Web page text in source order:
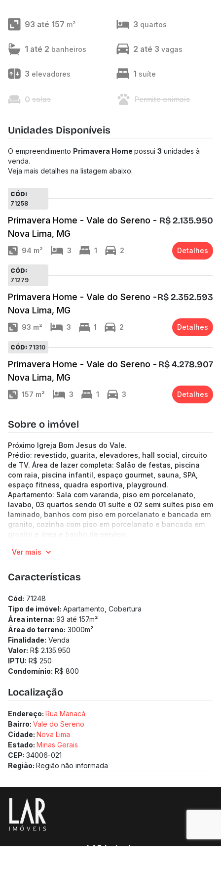
93 até 157 m² 3 quartos
1 até 2 banheiros 2 até 3 vagas
3 elevadores 1 suíte
0 salas Permite animais
Unidades Disponíveis
O empreendimento Primavera Home possui 3 unidades à
venda.
Veja mais detalhes na listagem abaixo:
CÓD:
71258
Primavera Home - Vale do Sereno -
Nova Lima, MG
R$ 2.135.950
94 m² 3 1 2 Detalhes
CÓD:
71279
Primavera Home - Vale do Sereno -
Nova Lima, MG
R$ 2.352.593
93 m² 3 1 2 Detalhes
CÓD: 71310
Primavera Home - Vale do Sereno -
Nova Lima, MG
R$ 4.278.907
157 m² 3 1 3 Detalhes
Sobre o imóvel
Próximo Igreja Bom Jesus do Vale.
Prédio: revestido, guarita, elevadores, hall social, circuito
de TV. Área de lazer completa: Salão de festas, piscina
com raia, piscina infantil, espaço gourmet, sauna, SPA,
espaço fitness, quadra esportiva, playground.
Apartamento: Sala com varanda, piso em porcelanato,
lavabo, 03 quartos sendo 01 suíte e 02 semi suítes piso em
laminado, banhos com piso em porcelanato e bancada em
granito, cozinha com piso em porcelanato e bancada em
granito e área e banho de serviço.
Ver mais
Características
Cód: 71248
Tipo de imóvel: Apartamento, Cobertura
Área interna: 93 até 157m²
Área do terreno: 3000m²
Finalidade: Venda
Valor: R$ 2.135.950
IPTU: R$ 250
Condomínio: R$ 800
Localização
Endereço: Rua Manacá
Bairro: Vale do Sereno
Cidade: Nova Lima
Estado: Minas Gerais
CEP: 34006-021
Região: Região não informada
LAR Imóveis